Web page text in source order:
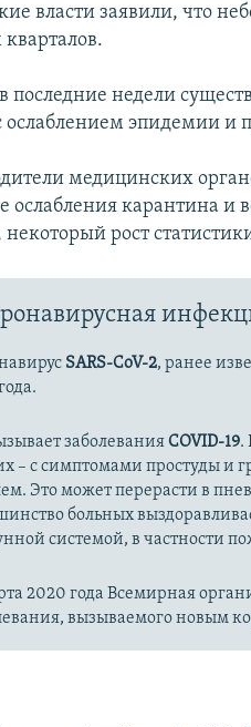
власти заявили, что
последние недели
ослаблением эпидемии
медицинских
ослабления карантина и
рост
SARS-CoV-2, ранее
заболеванияCOVID-19.
– с симптомами простуды и
Это может перерасти в
больных
системой, в частности
2020 года Всемирная
вызываемого новым